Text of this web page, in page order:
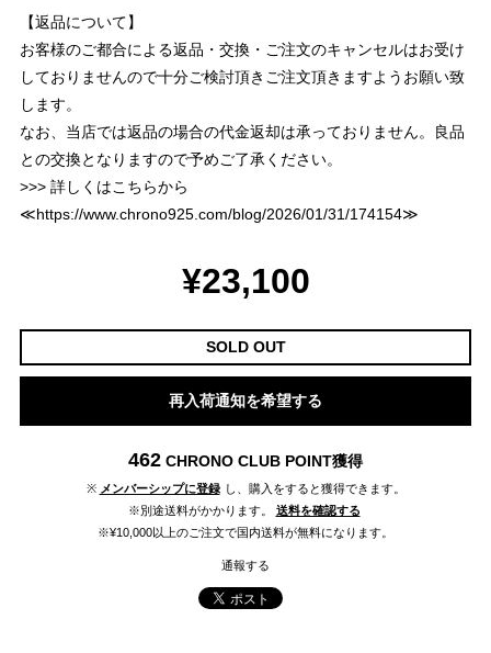
【返品について】
お客様のご都合による返品・交換・ご注文のキャンセルはお受け
しておりませんので十分ご検討頂きご注文頂きますようお願い致
します。
なお、当店では返品の場合の代金返却は承っておりません。良品
との交換となりますので予めご了承ください。
>>> 詳しくはこちらから
≪https://www.chrono925.com/blog/2026/01/31/174154≫
¥23,100
SOLD OUT
再入荷通知を希望する
462 CHRONO CLUB POINT獲得
※ メンバーシップに登録 し、購入をすると獲得できます。
※別途送料がかかります。
送料を確認する
※¥10,000以上のご注文で国内送料が無料になります。
通報する